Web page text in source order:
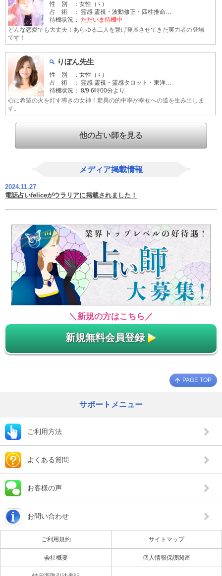
性 別 ：女性（♀）
占 術 ： 霊感 霊視・波動修正・四柱推命…
待機状況： ただいま待機中
どんな恋愛でも大丈夫！あらゆる二人を繋げ発展させてきた実力者の登場
です！
りぼん先生
性 別 ：女性（♀）
占 術 ： 霊感 霊視・霊感タロット・東洋…
待機状況： 8/9 6時00分より
心に希望の火を灯す導きの女神！驚異の的中率が幸せへの道を生み出しま
す。
他の占い師を見る
メディア掲載情報
2024.11.27
電話占いfeliceがウラリアに掲載されました！
＼新規の方はこちら／
新規無料会員登録
PAGE TOP
サポートメニュー
ご利用方法
よくある質問
お客様の声
お問い合わせ
ご利用規約 サイトマップ
会社概要 個人情報保護関連